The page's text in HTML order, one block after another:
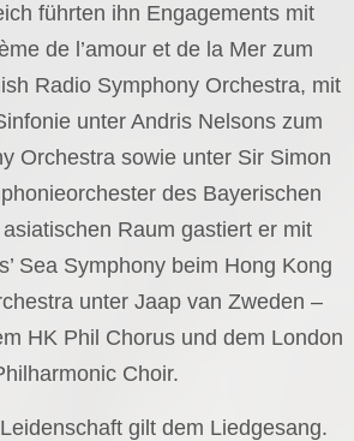
führten ihn Engagements mit
de l’amour et de la Mer zum
Radio Symphony Orchestra, mit
unter Andris Nelsons zum
Orchestra sowie unter Sir Simon
des Bayerischen
Raum gastiert er mit
Sea Symphony beim Hong Kong
unter Jaap van Zweden –
HK Phil Chorus und dem London
Choir.
gilt dem Liedgesang.